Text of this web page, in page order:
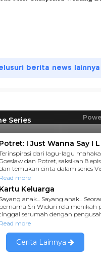
berita news lainnya